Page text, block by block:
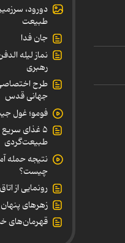
دورود،
طبیعت
جان فدا
نماز لیله
رهبری
طرح اختصاصی
جهانی قدس
فومو؛ غول
۵ غذای
طبیعت‌گردی
نتیجه حمله
چیست؟
رونمایی از
زهرهای
قهرمان‌های